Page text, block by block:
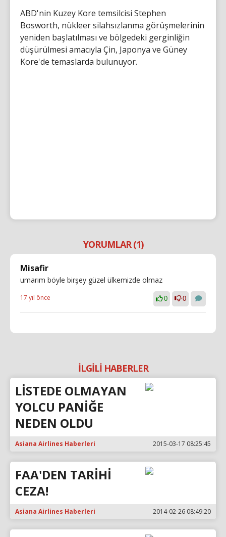
ABD'nin Kuzey Kore temsilcisi Stephen
Bosworth, nükleer silahsızlanma görüşmelerinin
yeniden başlatılması ve bölgedeki gerginliğin
düşürülmesi amacıyla Çin, Japonya ve Güney
Kore'de temaslarda bulunuyor.
YORUMLAR (1)
Misafir
umarım böyle birşey güzel ülkemizde olmaz
17 yıl önce 0 0
İLGİLİ HABERLER
LİSTEDE OLMAYAN
YOLCU PANİĞE
NEDEN OLDU
Asiana Airlines Haberleri 2015-03-17 08:25:45
FAA'DEN TARİHİ
CEZA!
Asiana Airlines Haberleri 2014-02-26 08:49:20